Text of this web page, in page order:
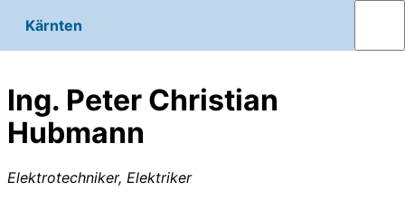
Kärnten
Ing. Peter Christian
Hubmann
Elektrotechniker, Elektriker